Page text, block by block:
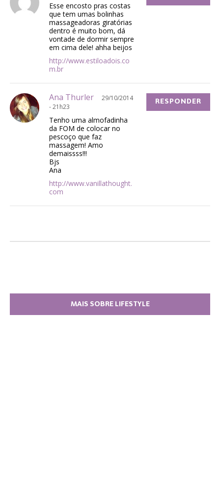
Esse encosto pras costas
que tem umas bolinhas
massageadoras giratórias
dentro é muito bom, dá
vontade de dormir sempre
em cima dele! ahha beijos
http://www.estiloadois.co
m.br
Ana Thurler
29/10/2014
- 21h23
Tenho uma almofadinha
da FOM de colocar no
pescoço que faz
massagem! Amo
demaissss!!!
Bjs
Ana
http://www.vanillathought.
com
RESPONDER
MAIS SOBRE LIFESTYLE